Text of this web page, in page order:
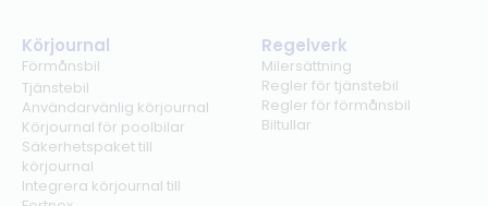
Körjournal
Förmånsbil
Tjänstebil
Användarvänlig körjournal
Körjournal för poolbilar
Säkerhetspaket till
körjournal
Integrera körjournal till
Regelverk
Milersättning
Regler för tjänstebil
Regler för förmånsbil
Biltullar